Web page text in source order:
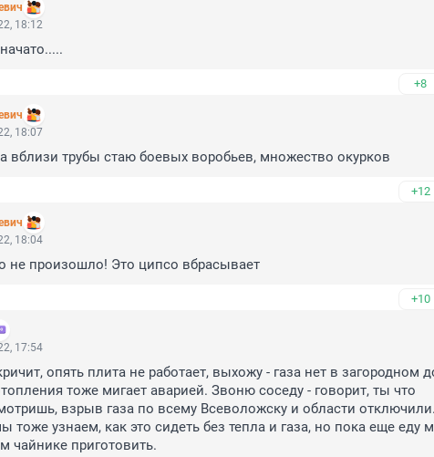
18:12
+8
18:07
вблизи трубы стаю боевых воробьев, множество окурков
+12
18:04
не произошло! Это ципсо вбрасывает
+10
17:54
опять плита не работает, выхожу - газа нет в загородном
тоже мигает аварией. Звоню соседу - говорит, ты что
взрыв газа по всему Всеволожску и области отключили.
тоже узнаем, как это сидеть без тепла и газа, но пока еще еду
чайнике приготовить.